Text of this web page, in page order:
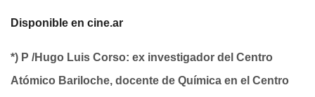
Disponible en cine.ar
*) P /Hugo Luis Corso: ex investigador del Centro
Atómico Bariloche, docente de Química en el Centro